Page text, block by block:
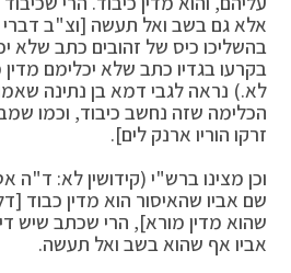
אלא גם בשב ואל תעשה [וצ"ב
בהשליכו כיס של זהובים כתב שלא
בקרעו בגדיו כתב שלא יכלימם מדין
לא.) נראה לגבי דמא בן נתינה
הכלימה שזה נחשב כיבוד, וכמו
זרקו הוריו ארנק לים].
וכן מצינו ברש"י (קידושין לא: ד"ה
שם אביו שהאיסור הוא מדין כבוד
שהוא מדין מורא], הרי שכתב שיש
אביו אף שהוא בשב ואל תעשה.